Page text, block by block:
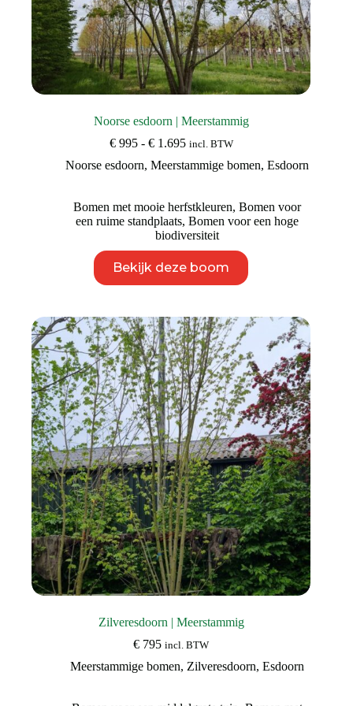
Noorse esdoorn | Meerstammig
€995 - €1.695Prijsklasse:
tot
incl. BTW
Noorse esdoorn, Meerstammige bomen, Esdoorn
Bomen met mooie herfstkleuren, Bomen voor
een ruime standplaats, Bomen voor een hoge
biodiversiteit
Bekijk deze boom
product
heeft
Deze
optie
kan
gekozen
worden
op
de
productpagina
Zilveresdoorn | Meerstammig
€ 795 incl. BTW
Meerstammige bomen, Zilveresdoorn, Esdoorn